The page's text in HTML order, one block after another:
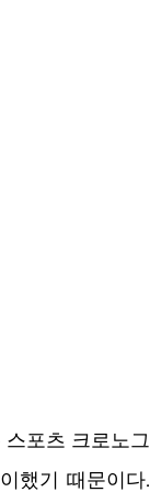
포츠 크로노그
했기 때문이다.